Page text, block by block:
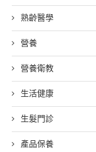
熟齡醫學
營養
營養衛教
生活健康
生髮門診
產品保養